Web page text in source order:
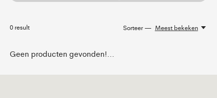
0 result Sorteer — Meest bekeken
Geen producten gevonden!...